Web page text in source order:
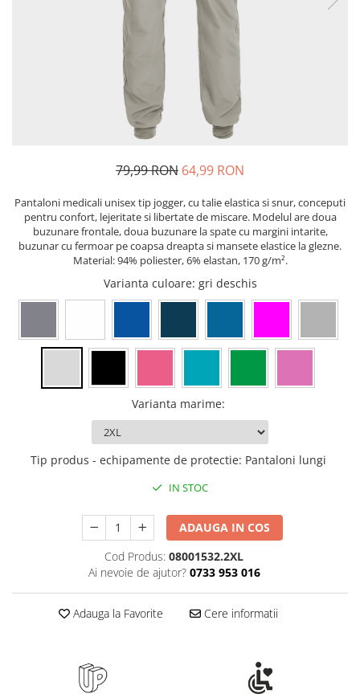
Seturi de scris Premium
Instrumente de scris eco
Creioane mecanice si grafit
Rezerve instrumente scris
Tavite documente si suporturi
Ascutitori, radiere, agrafe
Foarfece pentru birou
Echipamente medicale
Accesorii pentru protectia capului
Ochelari de protectie si viziere
Sepci, caciuli si esarfe
Pachete promotionale
Accesorii pentru protectia muncii
Sosete de lucru
Copii - tricouri si hanorace
Suporturi si huse telefoane &
Periferice PC si accesorii
79,99 RON 64,99 RON
Pantaloni medicali unisex tip jogger, cu talie elastica si snur, conceputi
pentru confort, lejeritate si libertate de miscare. Modelul are doua
buzunare frontale, doua buzunare la spate cu margini intarite,
buzunar cu fermoar pe coapsa dreapta si mansete elastice la glezne.
Material: 94% poliester, 6% elastan, 170 g/m².
Varianta culoare: gri deschis
Varianta marime:
Tip produs - echipamente de protectie: Pantaloni lungi
IN STOC
ADAUGA IN COS
Cod Produs: 08001532.2XL
Ai nevoie de ajutor? 0733 953 016
Adauga la Favorite Cere informatii